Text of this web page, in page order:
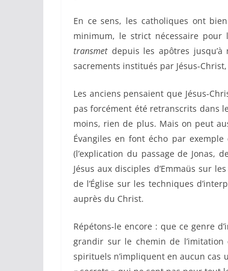
En ce sens, les catholiques ont
minimum, le strict nécessaire
transmet depuis les apôtres
sacrements institués par Jésus-
Les anciens pensaient que Jésus-
pas forcément été retranscrits dans
moins, rien de plus. Mais on peut
Évangiles en font écho par exemple
(l’explication du passage de Jonas,
Jésus aux disciples d’Emmaüs sur
de l’Église sur les techniques
auprès du Christ.
Répétons-le encore : que ce genre
grandir sur le chemin de
spirituels n’impliquent en aucun cas